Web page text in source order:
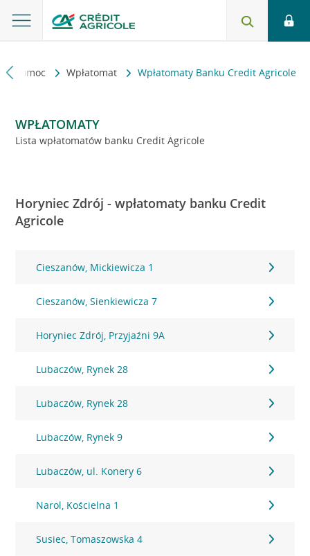
i pomoc Wpłatomat Wpłatomaty Banku Credit Agricole
WPŁATOMATY
Lista wpłatomatów banku Credit Agricole
Horyniec Zdrój - wpłatomaty banku Credit
Agricole
Cieszanów, Mickiewicza 1
Cieszanów, Sienkiewicza 7
Horyniec Zdrój, Przyjaźni 9A
Lubaczów, Rynek 28
Lubaczów, Rynek 28
Lubaczów, Rynek 9
Lubaczów, ul. Konery 6
Narol, Kościelna 1
Susiec, Tomaszowska 4